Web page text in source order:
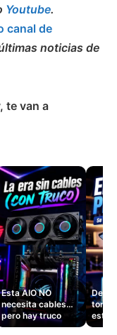
Youtube.
canal de
noticias de
te van a
Esta AIO NO
necesita cables…
pero hay truco
Dejé
este